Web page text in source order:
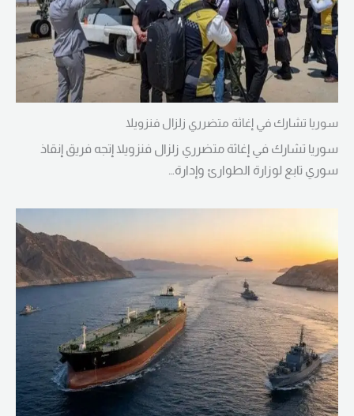
سوريا تشارك في إغاثة متضرري زلزال فنزويلا
سوريا تشارك في إغاثة متضرري زلزال فنزويلا إتجه فريق إنقاذ
سوري تابع لوزارة الطوارئ وإدارة…